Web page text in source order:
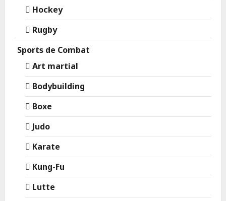
Hockey
Rugby
Sports de Combat
Art martial
Bodybuilding
Boxe
Judo
Karate
Kung-Fu
Lutte